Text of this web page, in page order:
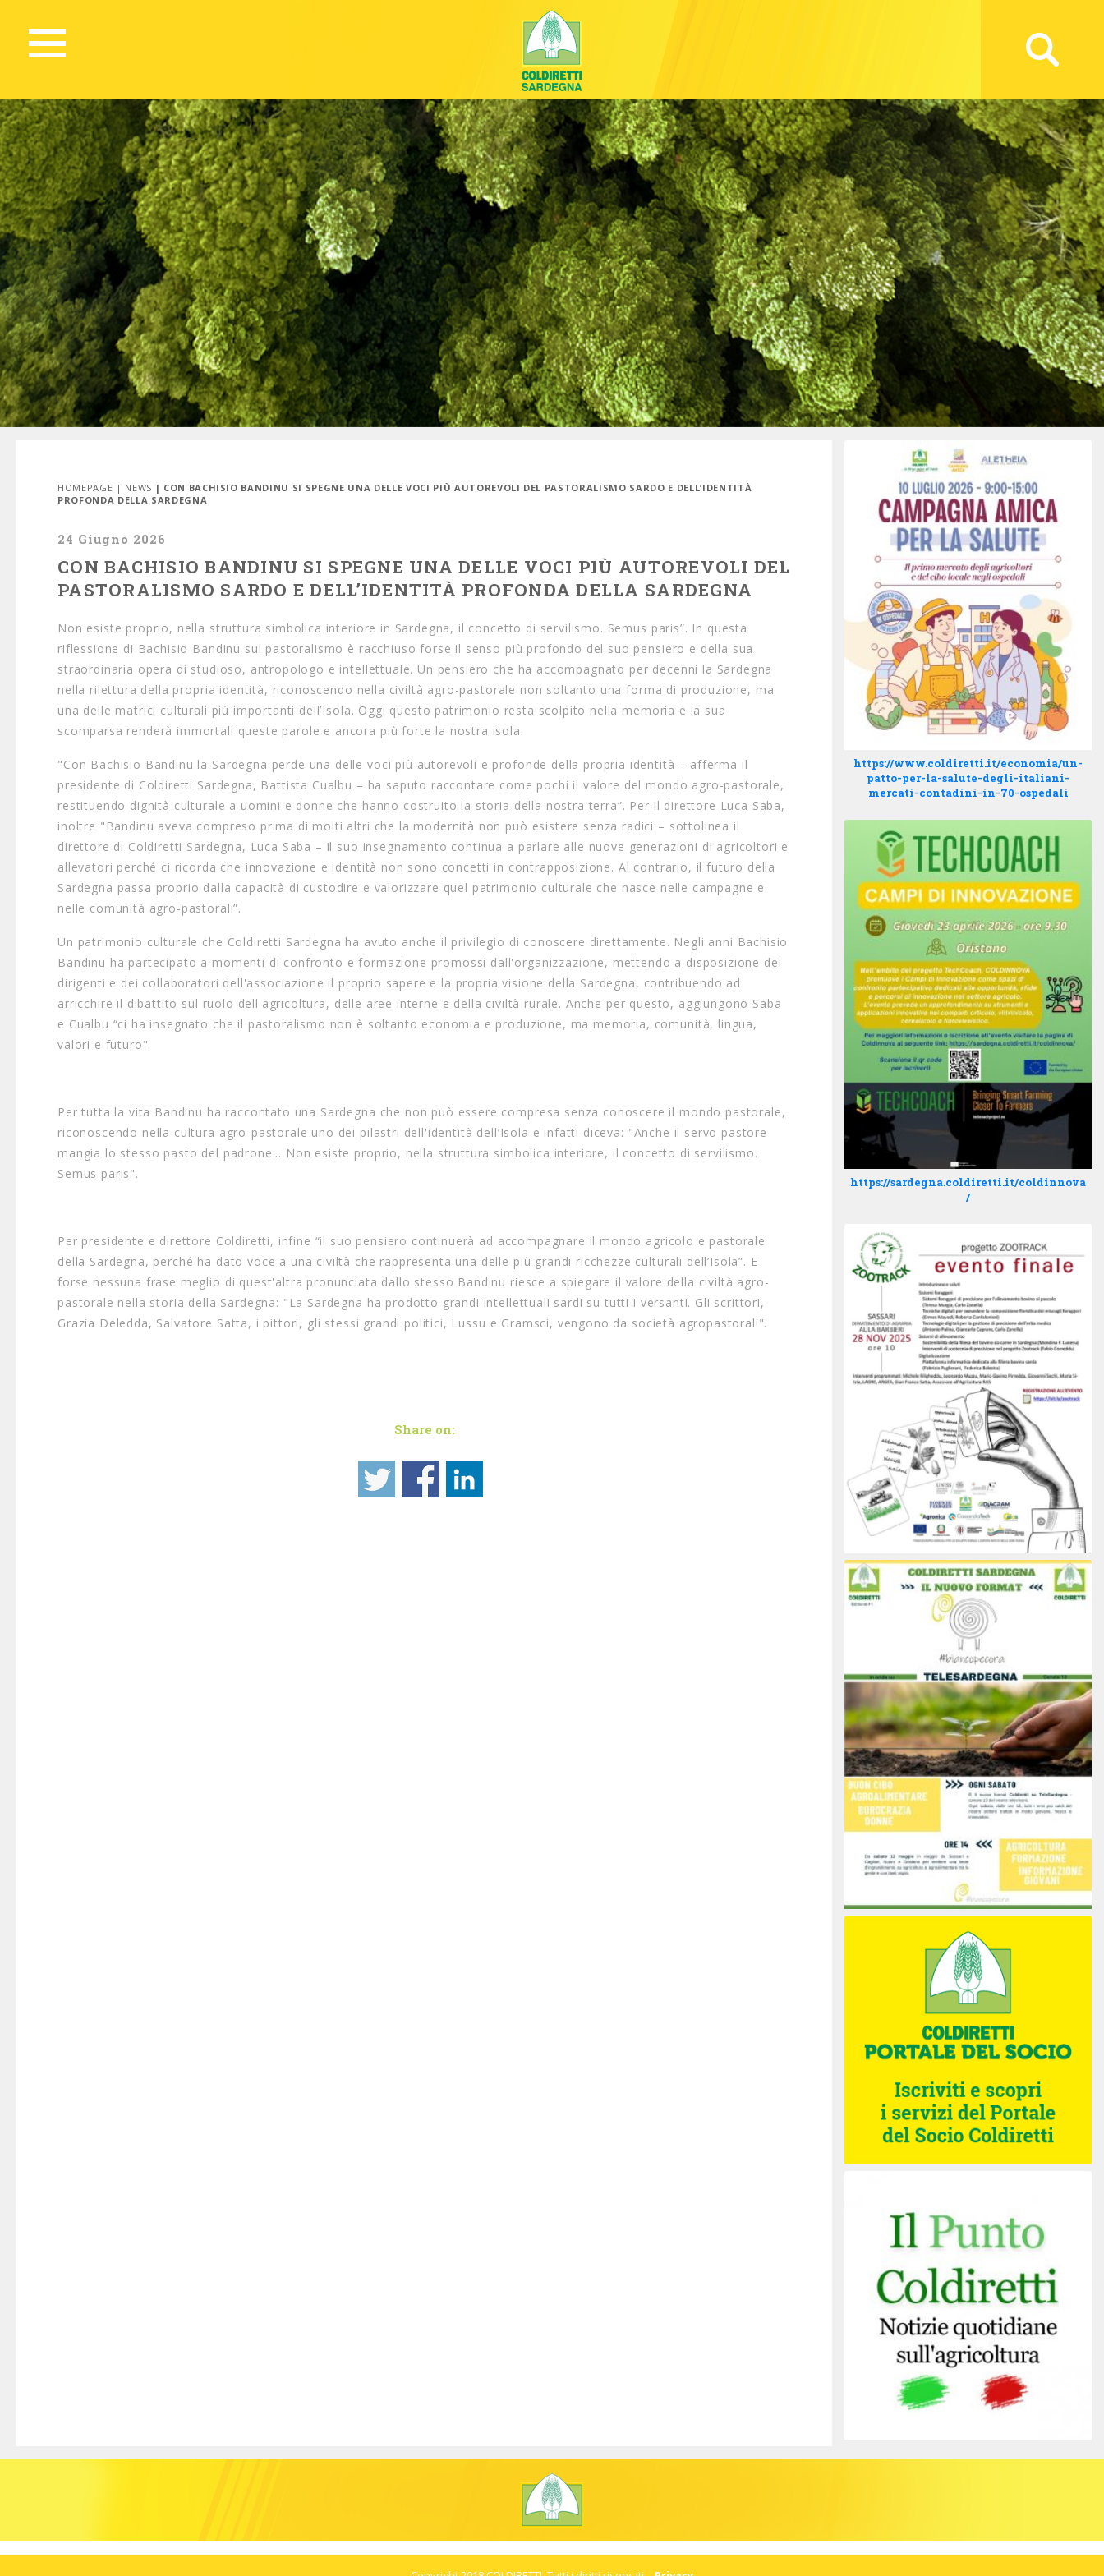
HOMEPAGE | NEWS | CON BACHISIO BANDINU SI SPEGNE UNA DELLE VOCI PIÙ AUTOREVOLI DEL PASTORALISMO SARDO E DELL’IDENTITÀ
PROFONDA DELLA SARDEGNA
24 Giugno 2026
CON BACHISIO BANDINU SI SPEGNE UNA DELLE VOCI PIÙ AUTOREVOLI DEL
PASTORALISMO SARDO E DELL’IDENTITÀ PROFONDA DELLA SARDEGNA
Non esiste proprio, nella struttura simbolica interiore in Sardegna, il concetto di servilismo. Semus paris”. In questa
riflessione di Bachisio Bandinu sul pastoralismo è racchiuso forse il senso più profondo del suo pensiero e della sua
straordinaria opera di studioso, antropologo e intellettuale. Un pensiero che ha accompagnato per decenni la Sardegna
nella rilettura della propria identità, riconoscendo nella civiltà agro-pastorale non soltanto una forma di produzione, ma
una delle matrici culturali più importanti dell’Isola. Oggi questo patrimonio resta scolpito nella memoria e la sua
scomparsa renderà immortali queste parole e ancora più forte la nostra isola.
"Con Bachisio Bandinu la Sardegna perde una delle voci più autorevoli e profonde della propria identità – afferma il
presidente di Coldiretti Sardegna, Battista Cualbu – ha saputo raccontare come pochi il valore del mondo agro-pastorale,
restituendo dignità culturale a uomini e donne che hanno costruito la storia della nostra terra”. Per il direttore Luca Saba,
inoltre "Bandinu aveva compreso prima di molti altri che la modernità non può esistere senza radici – sottolinea il
direttore di Coldiretti Sardegna, Luca Saba – il suo insegnamento continua a parlare alle nuove generazioni di agricoltori e
allevatori perché ci ricorda che innovazione e identità non sono concetti in contrapposizione. Al contrario, il futuro della
Sardegna passa proprio dalla capacità di custodire e valorizzare quel patrimonio culturale che nasce nelle campagne e
nelle comunità agro-pastorali”.
Un patrimonio culturale che Coldiretti Sardegna ha avuto anche il privilegio di conoscere direttamente. Negli anni Bachisio
Bandinu ha partecipato a momenti di confronto e formazione promossi dall'organizzazione, mettendo a disposizione dei
dirigenti e dei collaboratori dell'associazione il proprio sapere e la propria visione della Sardegna, contribuendo ad
arricchire il dibattito sul ruolo dell'agricoltura, delle aree interne e della civiltà rurale. Anche per questo, aggiungono Saba
e Cualbu “ci ha insegnato che il pastoralismo non è soltanto economia e produzione, ma memoria, comunità, lingua,
valori e futuro".
Per tutta la vita Bandinu ha raccontato una Sardegna che non può essere compresa senza conoscere il mondo pastorale,
riconoscendo nella cultura agro-pastorale uno dei pilastri dell'identità dell’Isola e infatti diceva: "Anche il servo pastore
mangia lo stesso pasto del padrone... Non esiste proprio, nella struttura simbolica interiore, il concetto di servilismo.
Semus paris".
Per presidente e direttore Coldiretti, infine “il suo pensiero continuerà ad accompagnare il mondo agricolo e pastorale
della Sardegna, perché ha dato voce a una civiltà che rappresenta una delle più grandi ricchezze culturali dell’Isola”. E
forse nessuna frase meglio di quest'altra pronunciata dallo stesso Bandinu riesce a spiegare il valore della civiltà agro-
pastorale nella storia della Sardegna: "La Sardegna ha prodotto grandi intellettuali sardi su tutti i versanti. Gli scrittori,
Grazia Deledda, Salvatore Satta, i pittori, gli stessi grandi politici, Lussu e Gramsci, vengono da società agropastorali".
Share on:
https://www.coldiretti.it/economia/un-
patto-per-la-salute-degli-italiani-
mercati-contadini-in-70-ospedali
https://sardegna.coldiretti.it/coldinnova
/